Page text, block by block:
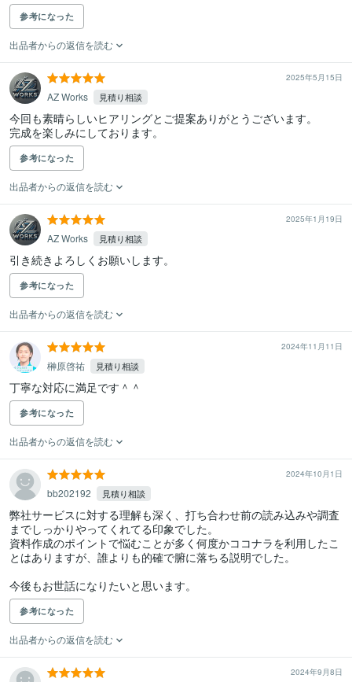
参考になった
出品者からの返信を読む
2025年5月15日
AZ Works 見積り相談
今回も素晴らしいヒアリングとご提案ありがとうございます。
完成を楽しみにしております。
参考になった
出品者からの返信を読む
2025年1月19日
AZ Works 見積り相談
引き続きよろしくお願いします。
参考になった
出品者からの返信を読む
2024年11月11日
榊原啓祐 見積り相談
丁寧な対応に満足です＾＾
参考になった
出品者からの返信を読む
2024年10月1日
bb202192 見積り相談
弊社サービスに対する理解も深く、打ち合わせ前の読み込みや調査
までしっかりやってくれてる印象でした。
資料作成のポイントで悩むことが多く何度かココナラを利用したこ
とはありますが、誰よりも的確で腑に落ちる説明でした。
今後もお世話になりたいと思います。
参考になった
出品者からの返信を読む
2024年9月8日